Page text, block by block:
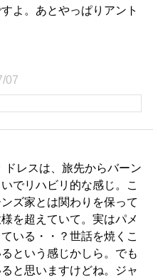
よ。あとやっぱりアント
07
ドレスは、旅先からバーン
でリハビリ的な感じ。こ
ズ家とは関わりを保って
を超えていて。実はパメ
いる・・？世話を焼くこ
という感じかしら。でも
と思いますけどね。ジャ